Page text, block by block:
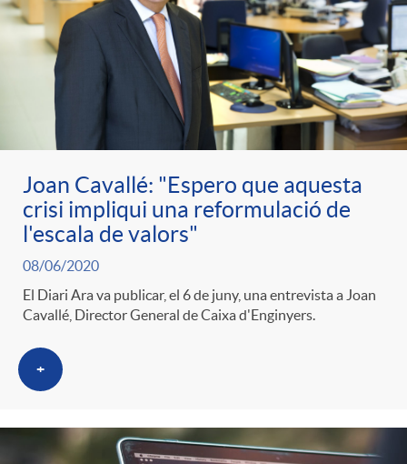
Joan Cavallé: "Espero que aquesta
crisi impliqui una reformulació de
l'escala de valors"
08/06/2020
El Diari Ara va publicar, el 6 de juny, una entrevista a Joan
Cavallé, Director General de Caixa d'Enginyers.
+